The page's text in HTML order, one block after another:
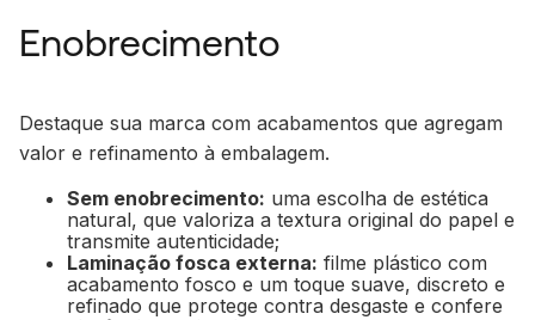
Enobrecimento
Destaque sua marca com acabamentos que agregam
valor e refinamento à embalagem.
Sem enobrecimento: uma escolha de estética
natural, que valoriza a textura original do papel e
transmite autenticidade;
Laminação fosca externa: filme plástico com
acabamento fosco e um toque suave, discreto e
refinado que protege contra desgaste e confere